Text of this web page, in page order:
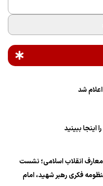
شد
ببینید
انقلاب اسلامی؛ نشست
فکری رهبر شهید، امام